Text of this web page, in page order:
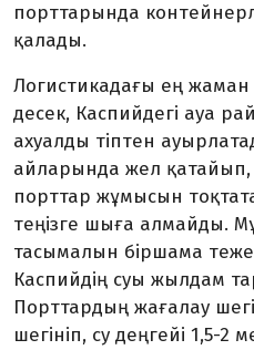
порттарында
қалады.
Логистикадағы ең
десек, Каспийдегі ауа
ахуалды тіптен
айларында жел қатайып,
порттар жұмысын
теңізге шыға алмайды.
тасымалын біршама
Каспийдің суы жылдам
Порттардың жағалау
шегініп, су деңгейі 1,5-2